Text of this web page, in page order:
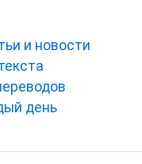
и новости
день